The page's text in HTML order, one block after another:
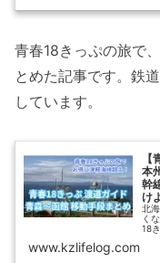
青春18きっぷの旅で
とめた記事です。鉄
しています。
本
幹
け
北
く
18
www.kzlifelog.com